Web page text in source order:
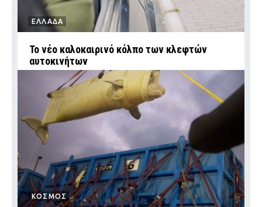
ΕΛΛΑΔΑ
Το νέο καλοκαιρινό κόλπο των κλεφτών
αυτοκινήτων
ΚΟΣΜΟΣ